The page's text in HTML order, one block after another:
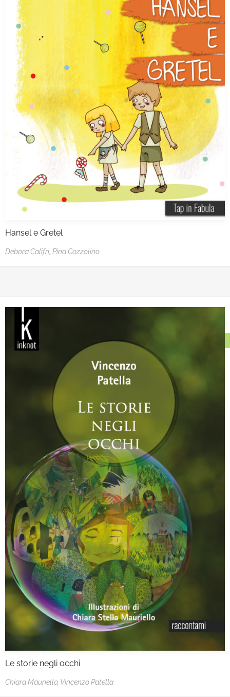
Hansel e Gretel
Debora Califri, Pina Cozzolino
Le storie negli occhi
Chiara Mauriello, Vincenzo Patella